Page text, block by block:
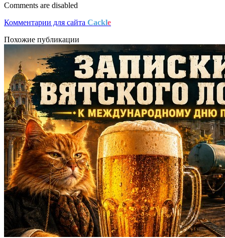
Comments are disabled
Комментарии для сайта Cackle
Похожие публикации